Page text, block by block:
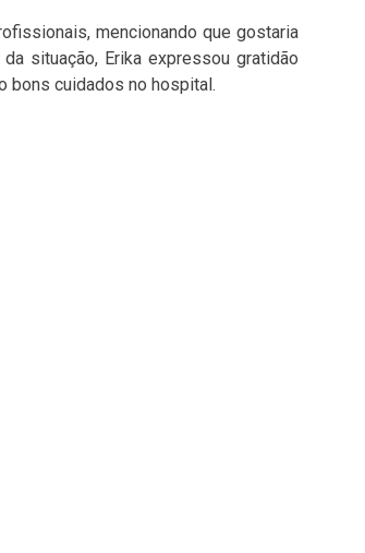
mencionando que gostaria
situação, Erika expressou gratidão
bons cuidados no hospital.